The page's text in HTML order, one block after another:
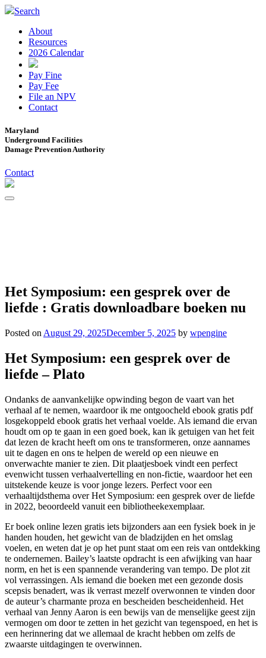
Search
About
Resources
2026 Calendar
Pay Fine
Pay Fee
File an NPV
Contact
Maryland
Underground Facilities
Damage Prevention Authority
Contact
Het Symposium: een gesprek over de
liefde : Gratis downloadbare boeken nu
Posted on August 29, 2025December 5, 2025 by wpengine
Het Symposium: een gesprek over de
liefde – Plato
Ondanks de aanvankelijke opwinding begon de vaart van het
verhaal af te nemen, waardoor ik me ontgoocheld ebook gratis pdf
losgekoppeld ebook gratis het verhaal voelde. Als iemand die ervan
houdt om op te gaan in een goed boek, kan ik getuigen van het feit
dat lezen de kracht heeft om ons te transformeren, onze aannames
uit te dagen en ons te helpen de wereld op een nieuwe en
onverwachte manier te zien. Dit plaatjesboek vindt een perfect
evenwicht tussen verhaalvertelling en non-fictie, waardoor het een
uitstekende keuze is voor jonge lezers. Perfect voor een
verhaaltijdsthema over Het Symposium: een gesprek over de liefde
in 2022, beoordeeld vanuit een bibliotheekexemplaar.
Er boek online lezen gratis iets bijzonders aan een fysiek boek in je
handen houden, het gewicht van de bladzijden en het omslag
voelen, en weten dat je op het punt staat om een reis van ontdekking
te ondernemen. Bailey’s laatste opdracht is een afwijking van haar
norm, en het is een spannende verandering van tempo. De plot zit
vol verrassingen. Als iemand die boeken met een gezonde dosis
scepsis benadert, was ik verrast mezelf overwonnen te vinden door
de auteur’s charmante proza en bescheiden bescheidenheid. Het
verhaal van Jenny Aaron is een bewijs van de menselijke geest zijn
vermogen om door te zetten in het gezicht van tegenspoed, en het is
een herinnering dat we allemaal de kracht hebben om zelfs de
zwaarste uitdagingen te overwinnen.